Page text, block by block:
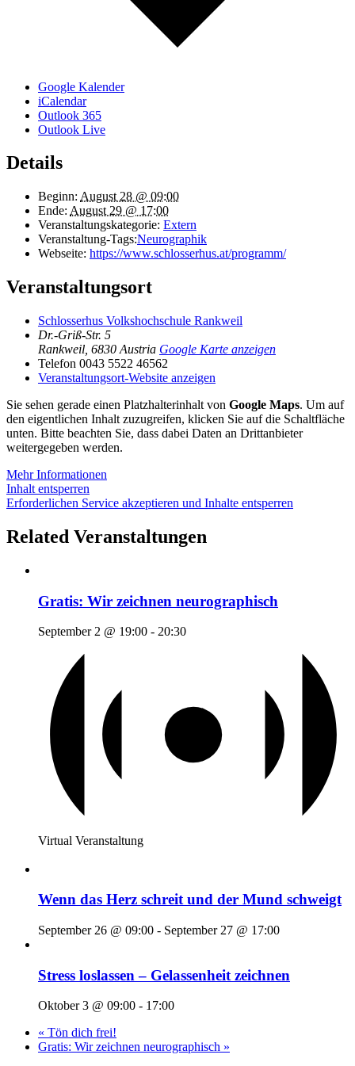
Google Kalender
iCalendar
Outlook 365
Outlook Live
Details
Beginn: August 28 @ 09:00
Ende: August 29 @ 17:00
Veranstaltungskategorie: Extern
Veranstaltung-Tags:Neurographik
Webseite: https://www.schlosserhus.at/programm/
Veranstaltungsort
Schlosserhus Volkshochschule Rankweil
Dr.-Griß-Str. 5
Rankweil 6830 Austria Google Karte anzeigen
Telefon 0043 5522 46562
Veranstaltungsort-Website anzeigen
Sie sehen gerade einen Platzhalterinhalt von Google Maps. Um auf
den eigentlichen Inhalt zuzugreifen, klicken Sie auf die Schaltfläche
unten. Bitte beachten Sie, dass dabei Daten an Drittanbieter
weitergegeben werden.
Mehr Informationen
Inhalt entsperren
Erforderlichen Service akzeptieren und Inhalte entsperren
Related Veranstaltungen
Gratis: Wir zeichnen neurographisch
September 2 @ 19:00 - 20:30
Virtual Veranstaltung
Wenn das Herz schreit und der Mund schweigt
September 26 @ 09:00 - September 27 @ 17:00
Stress loslassen – Gelassenheit zeichnen
Oktober 3 @ 09:00 - 17:00
« Tön dich frei!
Gratis: Wir zeichnen neurographisch »